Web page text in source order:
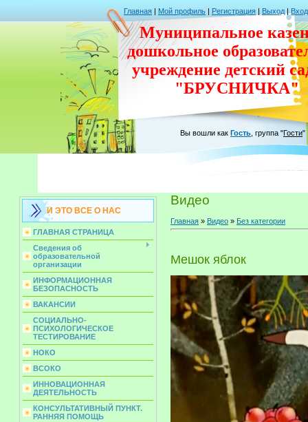
Главная | Мой профиль | Регистрация | Выход | Вход
Муниципальное
дошкольное
учреждение детский
"БРУСНИЧКА"
Вы вошли как Гость группа "Гости"
И ЭТО ВСЕ О НАС
ГЛАВНАЯ СТРАНИЦА
Сведения об
образовательной
организации
ИНФОРМАЦИОННАЯ
БЕЗОПАСНОСТЬ
ВАКАНСИИ
СОЦИАЛЬНО-
ПСИХОЛОГИЧЕСКОЕ
ТЕСТИРОВАНИЕ
НОКО
ВСОКО
ИННОВАЦИОННАЯ
ДЕЯТЕЛЬНОСТЬ
КОНСУЛЬТАТИВНЫЙ ПУНКТ.
РАННЯЯ ПОМОЩЬ
Видео
Главная » Видео » Без категории
Мешок яблок